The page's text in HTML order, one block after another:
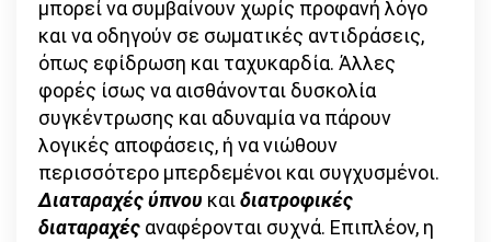
μπορεί να συμβαίνουν χωρίς προφανή λόγο
και να οδηγούν σε σωματικές αντιδράσεις,
όπως εφίδρωση και ταχυκαρδία. Άλλες
φορές ίσως να αισθάνονται δυσκολία
συγκέντρωσης και αδυναμία να πάρουν
λογικές αποφάσεις, ή να νιώθουν
περισσότερο μπερδεμένοι και συγχυσμένοι.
Διαταραχές ύπνου καιδιατροφικές
διαταραχές αναφέρονται συχνά. Επιπλέον, η